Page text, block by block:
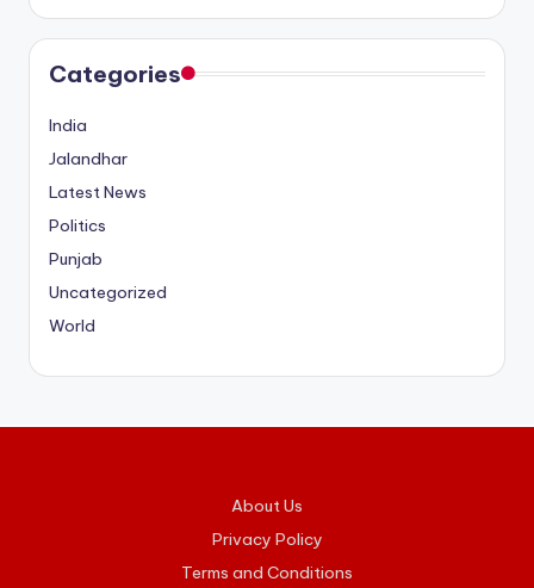
Categories
India
Jalandhar
Latest News
Politics
Punjab
Uncategorized
World
About Us
Privacy Policy
Terms and Conditions